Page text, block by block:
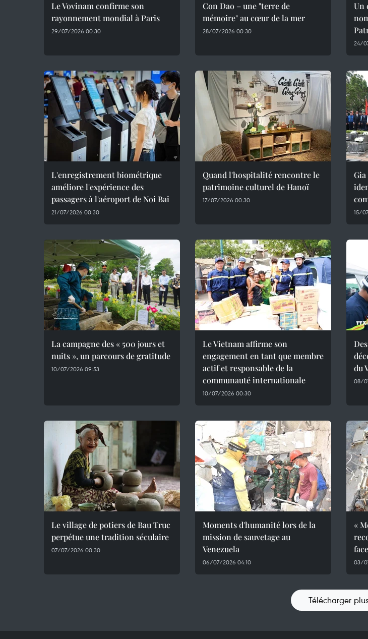
Le Vovinam confirme son
rayonnement mondial à Paris
29/07/2026 00:30
Con Dao – une "terre de
mémoire" au cœur de la mer
28/07/2026 00:30
Un
24/
L'enregistrement biométrique
améliore l'expérience des
passagers à l'aéroport de Noi Bai
21/07/2026 00:30
Quand l'hospitalité rencontre le
patrimoine culturel de Hanoï
17/07/2026 00:30
15/
La campagne des « 500 jours et
nuits », un parcours de gratitude
10/07/2026 09:53
Le Vietnam affirme son
engagement en tant que membre
actif et responsable de la
communauté internationale
10/07/2026 00:30
du
08/
Le village de potiers de Bau Truc
perpétue une tradition séculaire
07/07/2026 00:30
Moments d'humanité lors de la
mission de sauvetage au
Venezuela
06/07/2026 04:10
«
03/
Télécharger plus